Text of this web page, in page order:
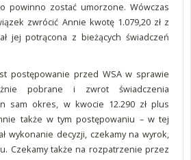
powinno zostać umorzone. Wówczas
zwrócić Annie kwotę 1.079,20 zł z
jej potrącona z bieżących świadczeń
postępowanie przed WSA w sprawie
pobrane i zwrot świadczenia
sam okres, w kwocie 12.290 zł plus
także w tym postępowaniu – w tej
wykonanie decyzji, czekamy na wyrok,
Czekamy także na rozpatrzenie przez